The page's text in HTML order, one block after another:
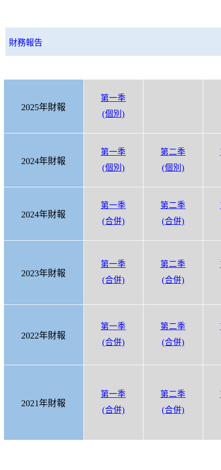
財務報告
2025年財報
第一季
(個別)
2024年財報
第一季
(個別)
第二季
(個別)
2024年財報
第一季
(合併)
第二季
(合併)
2023年財報
第一季
(合併)
第二季
(合併)
2022年財報
第一季
(合併)
第二季
(合併)
2021年財報
第一季
(合併)
第二季
(合併)